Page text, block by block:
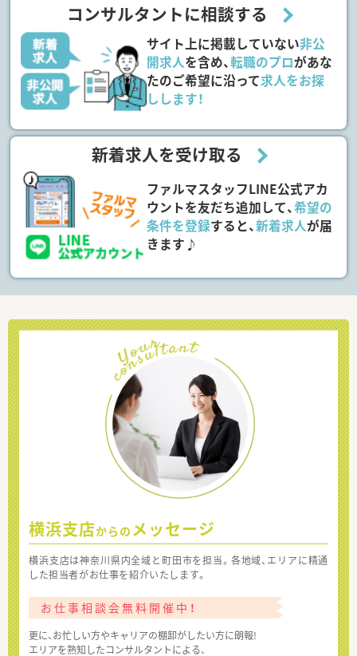
コンサルタントに相談する
サイト上に掲載していない非公
開求人を含め、転職のプロがあな
たのご希望に沿って求人をお探
しします！
新着求人を受け取る
ファルマスタッフLINE公式アカ
ウントを友だち追加して、希望の
条件を登録すると、新着求人が届
きます♪
横浜支店からの メッセージ
横浜支店は神奈川県内全域と町田市を担当。各地域、エリアに精通
した担当者がお仕事を紹介いたします。
お仕事相談会無料開催中！
更に、お忙しい方やキャリアの棚卸がしたい方に朗報!
エリアを熟知したコンサルタントによる、